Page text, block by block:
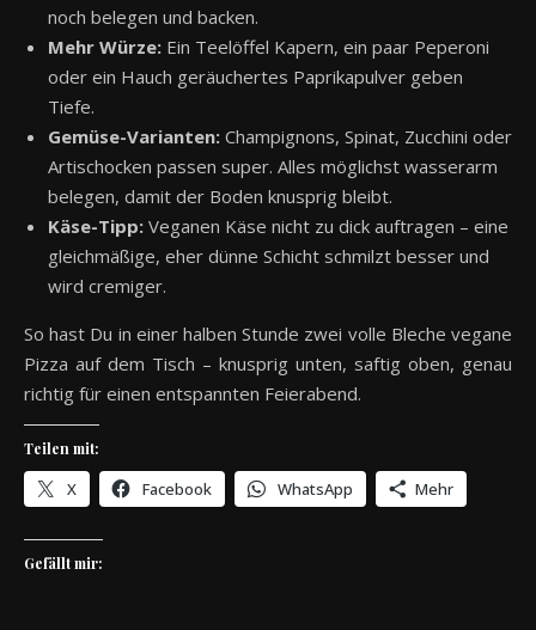
noch belegen und backen.
Mehr Würze: Ein Teelöffel Kapern, ein paar Peperoni
oder ein Hauch geräuchertes Paprikapulver geben
Tiefe.
Gemüse-Varianten: Champignons, Spinat, Zucchini oder
Artischocken passen super. Alles möglichst wasserarm
belegen, damit der Boden knusprig bleibt.
Käse-Tipp: Veganen Käse nicht zu dick auftragen – eine
gleichmäßige, eher dünne Schicht schmilzt besser und
wird cremiger.
So hast Du in einer halben Stunde zwei volle Bleche vegane
Pizza auf dem Tisch – knusprig unten, saftig oben, genau
richtig für einen entspannten Feierabend.
Teilen mit:
X Facebook WhatsApp Mehr
Gefällt mir: